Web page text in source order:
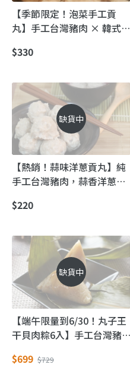
【季節限定！泡菜手工貢
丸】手工台灣豬肉 × 韓式泡
$330
缺貨中
【熱銷！蒜味洋蔥貢丸】純
手工台灣豬肉，蒜香洋蔥爆
$220
缺貨中
【端午限量到6/30！丸子王
干貝肉粽6入】手工台灣豬
海味滿分！
$699 $729